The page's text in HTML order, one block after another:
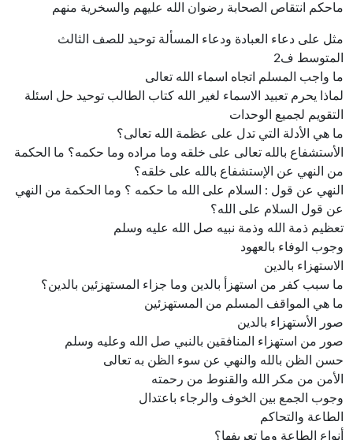
ماحكم انتقاص الصحابة رضوان الله عليهم والسخرية منهم
مثل على دعاء العبادة ودعاء المسألة توحيد للصف الثالث
المتوسط ف2
ما واجب المسلم اتجاه اسماء الله تعالى
لماذا يحرم تعبيد الاسماء لغير الله كتاب الطالب توحيد حل اسئلة
التقويم لجميع الوحدات
ما هي الأدلة التي تدل على عظمة الله تعالى؟
الأستشفاع بالله تعالى على خلقه وما مراده وما حكمه؟ ما الحكمة
من النهي عن الإستشفاع بالله على خلقه؟
النهي عن قول : السلام على الله ما حكمه ؟ وما الحكمة من النهي
عن قول السلام على الله؟
تعظيم ذمة الله وذمة نبيه صل الله عليه وسلم
وجوب الوفاء بالعهود
الاستهزاء بالدين
ما سبب كفر من استهزأ بالدين وما جزاء المستهزئين بالدين؟
ما هي المواقف المسلم من المستهزئين
صور الأستهزاء بالدين
صور من استهزاء المنافقين بالنبي صل الله وعليه وسلم
حسن الظن بالله والنهي عن سوء الظن به تعالى
الأمن من مكر الله والقنوط من رحمته
وجوب الجمع بين الخوف والرجاء باعتدال
الطاعة والتحاكم
أنواع الطاعة وما تعريفها؟